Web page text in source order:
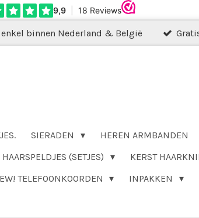
binnen Nederland & België
SIERADEN HEREN ARMBANDEN
HAARSPELDJES (SETJES)
KERST
TELEFOONKOORDEN INPAKKEN